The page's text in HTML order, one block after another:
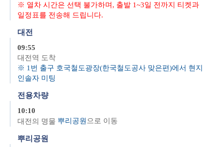
※ 열차 시간은 선택 불가하며, 출발 1~3일 전까지 티켓과
일정표를 전송해 드립니다.
대전
09:55
대전 역 도착
※ 1번 출구 호국철도광장(한국철도공사 맞은편)에서 현지
인솔자 미팅
전용차량
10:10
대전의 명물 뿌리공원 으로 이동
뿌리공원